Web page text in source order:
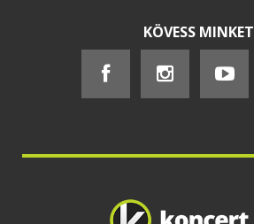
KÖVESS MINKET